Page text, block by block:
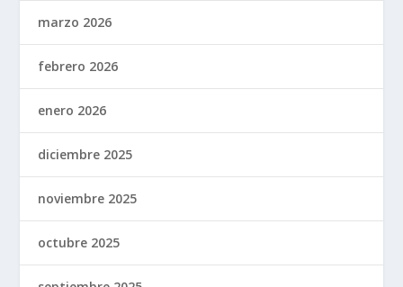
marzo 2026
febrero 2026
enero 2026
diciembre 2025
noviembre 2025
octubre 2025